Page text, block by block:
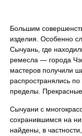
Большим
изделия. Особенно
Сычуань, где
ремесла — города
мастеров получили
распространялись
пределы.
Сычуани с
сохранившимся на
найдены, в